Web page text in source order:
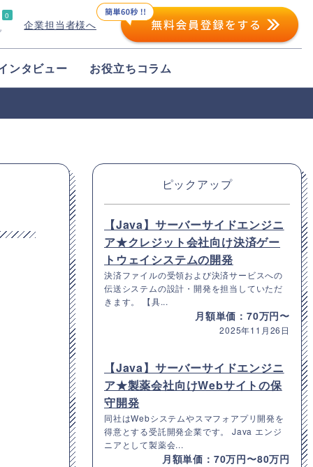
0
企業担当者様へ
ンタビュー お役立ちコラム
ピックアップ
【Java】サーバーサイドエンジニ
ア★クレジット会社向け決済ゲー
トウェイシステムの開発
決済ファイルの受領および決済サービスへの
伝送システムの設計・開発を担当していただ
きます。 【具...
月額単価：70万円〜
2025年11月26日
【Java】サーバーサイドエンジニ
ア★製薬会社向けWebサイトの保
守開発
同社はWebシステムやスマフォアプリ開発を
得意とする受託開発企業です。 Java エンジ
ニアとして製薬会...
月額単価：70万円〜80万円